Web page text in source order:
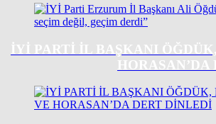
İYİ PARTİ İL BAŞKANI